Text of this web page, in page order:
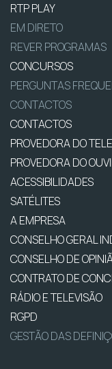
RTP PLAY
EM DIRETO
REVER PROGRAMAS
CONCURSOS
PERGUNTAS
CONTACTOS
CONTACTOS
PROVEDORA DO
PROVEDORA DO
ACESSIBILIDADES
SATÉLITES
A EMPRESA
CONSELHO GERAL
CONSELHO DE
CONTRATO DE
RÁDIO E TELEVISÃO
RGPD
GESTÃO DAS